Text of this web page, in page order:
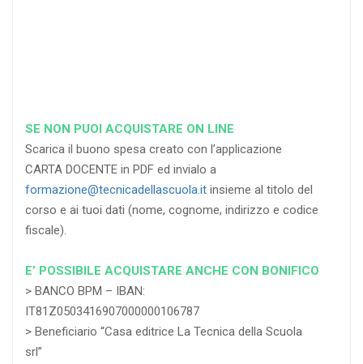
SE NON PUOI ACQUISTARE ON LINE
Scarica il buono spesa creato con l’applicazione
CARTA DOCENTE in PDF ed invialo a
formazione@tecnicadellascuola.it insieme al titolo del
corso e ai tuoi dati (nome, cognome, indirizzo e codice
fiscale).
E’ POSSIBILE ACQUISTARE ANCHE CON BONIFICO
> BANCO BPM – IBAN:
IT81Z0503416907000000106787
> Beneficiario “Casa editrice La Tecnica della Scuola
srl”